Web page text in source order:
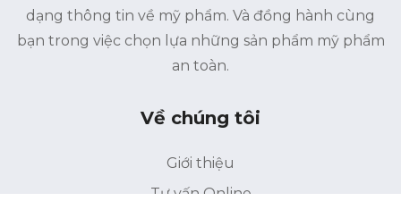
dạng thông tin về mỹ phẩm. Và đồng hành cùng
bạn trong việc chọn lựa những sản phẩm mỹ phẩm
an toàn.
Về chúng tôi
Giới thiệu
Tư vấn Online